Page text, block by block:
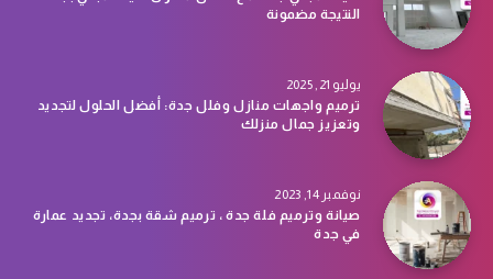
النتيجة مضمونة
يوليو 21, 2025
ترميم واجهات منازل وفلل جدة: أفضل الحلول لتجديد
وتعزيز جمال منزلك
نوفمبر 14, 2023
صيانة وترميم فلة جدة ، ترميم شقة بجدة، تجديد عمارة
في جدة